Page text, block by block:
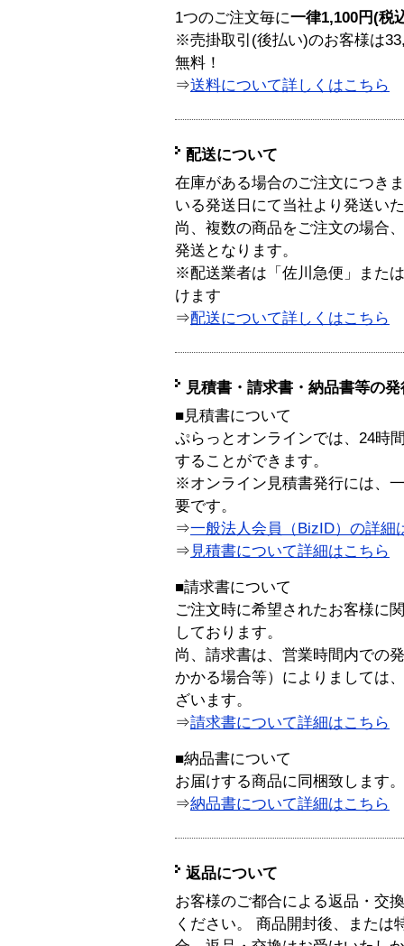
1つのご注文毎に一律1,100円(税
※売掛取引(後払い)のお客様は
無料！
⇒送料について詳しくはこちら
配送について
在庫がある場合のご注文につき
いる発送日にて当社より発送い
尚、複数の商品をご注文の場合
発送となります。
※配送業者は「佐川急便」また
けます
⇒配送について詳しくはこちら
見積書・請求書・納品書等の
■見積書について
ぷらっとオンラインでは、24時
することができます。
※オンライン見積書発行には、
要です。
⇒一般法人会員（BizID）の詳細
⇒ 見積書について詳細はこちら
■請求書について
ご注文時に希望されたお客様に
しております。
尚、請求書は、営業時間内での
かかる場合等）によりましては
ざいます。
⇒請求書について詳細はこちら
■納品書について
お届けする商品に同梱致します。
⇒納品書について詳細はこちら
返品について
お客様のご都合による返品・交
ください。 商品開封後、または